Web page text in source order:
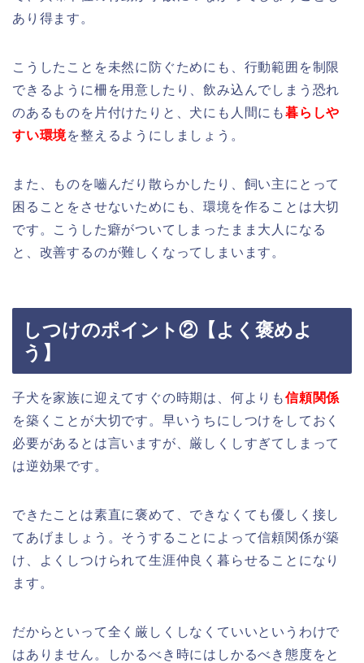
あり得ます。
こうしたことを未然に防ぐためにも、行動範囲を制限
できるように柵を用意したり、飲み込んでしまう恐れ
のあるものを片付けたりと、犬にも人間にも暮らしや
すい環境を整えるようにしましょう。
また、ものを嚙んだり散らかしたり、飼い主にとって
困ることをさせないためにも、環境を作ることは大切
です。こうした癖がついてしまったまま大人になる
と、改善するのが難しくなってしまいます。
しつけのポイント②【よく褒めよ
う】
子犬を家族に迎えてすぐの時期は、何よりも信頼関係
を築くことが大切です。早いうちにしつけをしておく
必要があるとは言いますが、厳しくしすぎてしまって
は逆効果です。
できたことは素直に褒めて、できなくても優しく接し
てあげましょう。そうすることによって信頼関係が築
け、よくしつけられて生涯仲良く暮らせることになり
ます。
だからといって全く厳しくしなくていいというわけで
はありません。しかるべき時にはしかるべき態度をと